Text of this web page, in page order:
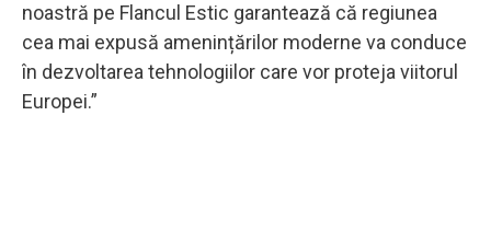
noastră pe Flancul Estic garantează că regiunea
cea mai expusă amenințărilor moderne va conduce
în dezvoltarea tehnologiilor care vor proteja viitorul
Europei.”